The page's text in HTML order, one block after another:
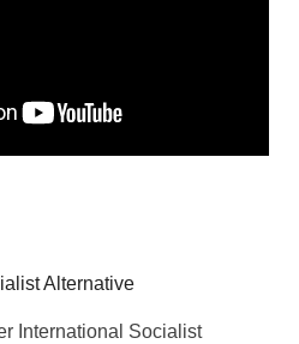
International Socialist